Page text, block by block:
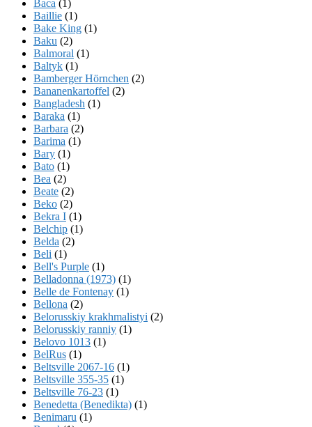
Baca (1)
Baillie (1)
Bake King (1)
Baku (2)
Balmoral (1)
Baltyk (1)
Bamberger Hörnchen (2)
Bananenkartoffel (2)
Bangladesh (1)
Baraka (1)
Barbara (2)
Barima (1)
Bary (1)
Bato (1)
Bea (2)
Beate (2)
Beko (2)
Bekra I (1)
Belchip (1)
Belda (2)
Beli (1)
Bell's Purple (1)
Belladonna (1973) (1)
Belle de Fontenay (1)
Bellona (2)
Belorusskiy krakhmalistyi (2)
Belorusskiy ranniy (1)
Belovo 1013 (1)
BelRus (1)
Beltsville 2067-16 (1)
Beltsville 355-35 (1)
Beltsville 76-23 (1)
Benedetta (Benedikta) (1)
Benimaru (1)